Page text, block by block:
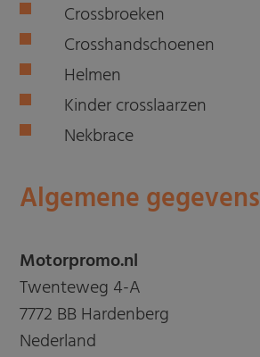
Crossbroeken
Crosshandschoenen
Helmen
Kinder crosslaarzen
Nekbrace
Algemene gegevens
Motorpromo.nl
Twenteweg 4-A
7772 BB Hardenberg
Nederland